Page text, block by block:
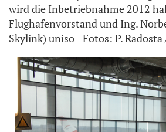
wird die Inbetriebnahme 2012
Flughafenvorstand und Ing.
Skylink) uniso - Fotos: P.